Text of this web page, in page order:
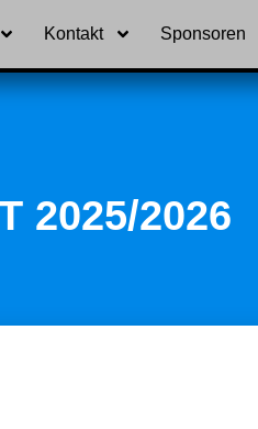
Kontakt Sponsoren
2025/2026